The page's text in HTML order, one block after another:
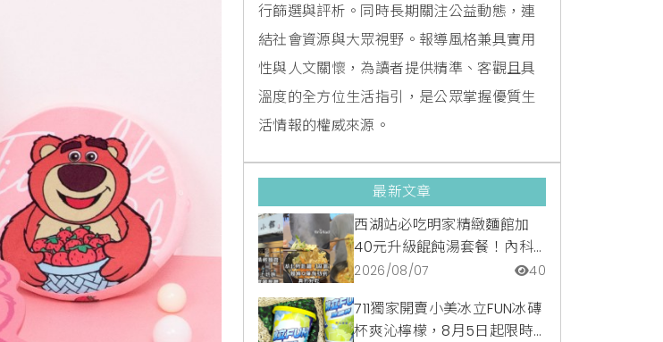
行篩選與評析。同時長期關注公益動態，連
結社會資源與大眾視野。報導風格兼具實用
性與人文關懷，為讀者提供精準、客觀且具
溫度的全方位生活指引，是公眾掌握優質生
活情報的權威來源。
最新文章
西湖站必吃明家精緻麵館加
40元升級餛飩湯套餐！內科
隱藏版爆汁臭豆腐麵與牛肉麵
2026/08/07 40
711獨家開賣小美冰立FUN冰磚
杯爽沁檸檬，8月5日起限時